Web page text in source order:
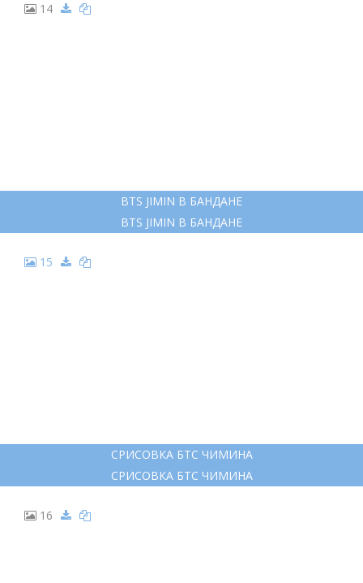
14
BTS JIMIN В БАНДАНЕ
BTS JIMIN В БАНДАНЕ
15
СРИСОВКА БТС ЧИМИНА
СРИСОВКА БТС ЧИМИНА
16